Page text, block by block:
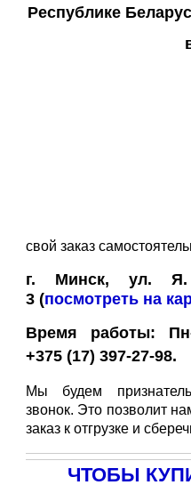
Республике
свой заказ
г. Минск, ул.
3 (посмотреть на
Время работы:
+375 (17) 397-27-98.
Мы будем
звонок. Это позволит
заказ к отгрузке и
ЧТОБЫ